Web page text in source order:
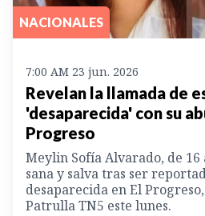
NACIONALES
7:00 AM 23 jun. 2026
Revelan la llamada de
'desaparecida' con su
Progreso
Meylin Sofía Alvarado, de 16
sana y salva tras ser
desaparecida en El
Patrulla TN5 este lunes.